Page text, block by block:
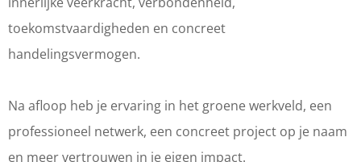
toekomstvaardigheden en concreet
handelingsvermogen.
Na afloop heb je ervaring in het groene werkveld, een
professioneel netwerk, een concreet project op je naam
en meer vertrouwen in je eigen impact.